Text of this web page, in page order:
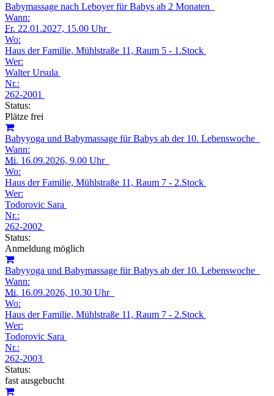
Babymassage nach Leboyer für Babys ab 2 Monaten
Wann:
Fr. 22.01.2027, 15.00 Uhr
Wo:
Haus der Familie, Mühlstraße 11, Raum 5 - 1.Stock
Wer:
Walter Ursula
Nr.:
262-2001
Status:
Plätze frei
Babyyoga und Babymassage für Babys ab der 10. Lebenswoche
Wann:
Mi. 16.09.2026, 9.00 Uhr
Wo:
Haus der Familie, Mühlstraße 11, Raum 7 - 2.Stock
Wer:
Todorovic Sara
Nr.:
262-2002
Status:
Anmeldung möglich
Babyyoga und Babymassage für Babys ab der 10. Lebenswoche
Wann:
Mi. 16.09.2026, 10.30 Uhr
Wo:
Haus der Familie, Mühlstraße 11, Raum 7 - 2.Stock
Wer:
Todorovic Sara
Nr.:
262-2003
Status:
fast ausgebucht